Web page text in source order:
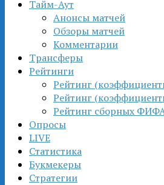
Тайм-Аут
Анонсы матчей
Обзоры матчей
Комментарии
Трансферы
Рейтинги
Рейтинг
Рейтинг
Рейтинг сборных
Опросы
LIVE
Статистика
Букмекеры
Стратегии